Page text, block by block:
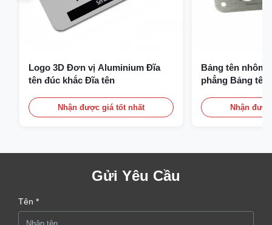
Logo 3D Đơn vị Aluminium Đĩa
tên đúc khắc Đĩa tên
Nhận được giá tốt nhất
Bảng tên nhôm
phẳng Bảng
Nhận
Gửi Yêu Cầu
Tên *